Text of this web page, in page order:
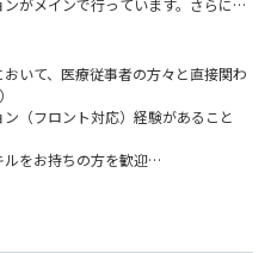
がメインで行っています。さらに、
ークショップやトレーニングの企画
規模によって異なり、大規模な企画
導し、小規模な企画ではセールス部
いて、医療従事者の方々と直接関わ
（フロント対応）経験があること
ルをお持ちの方を歓迎
的な思考を有する方
やAIを活用した仕組み等）の経験・